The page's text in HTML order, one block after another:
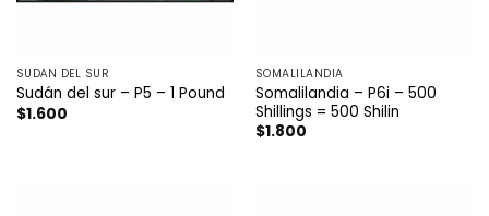
SUDÁN DEL SUR
Sudán del sur – P5 – 1 Pound
$1.600
SOMALILANDIA
Somalilandia – P6i – 500
Shillings = 500 Shilin
$1.800